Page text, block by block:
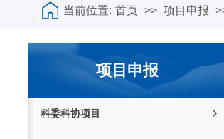
当前位置: 首页 >> 项目申报
项目申报
科委科协项目